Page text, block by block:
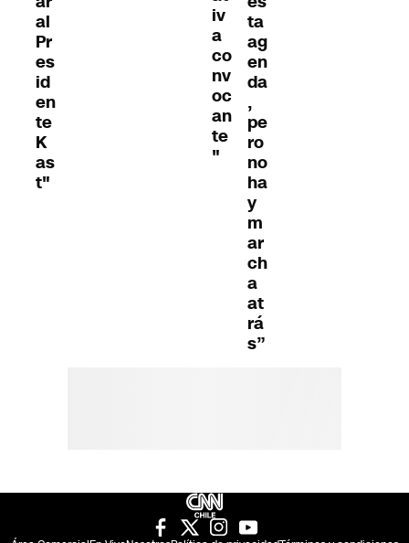
al
Pr
es
id
en
te
K
as
t"
iv
a
co
nv
oc
an
te
"
ta
ag
en
da
,
pe
ro
no
ha
y
m
ar
ch
a
at
rá
s”